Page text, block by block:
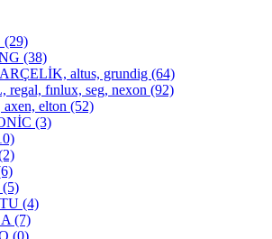
(29)
(38)
altus, grundig (64)
regal, fınlux, seg, nexon (92)
elton (52)
(3)
(4)
(7)
(0)